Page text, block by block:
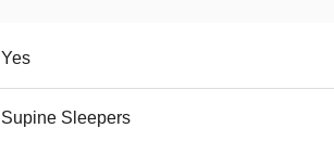
Yes
Supine Sleepers